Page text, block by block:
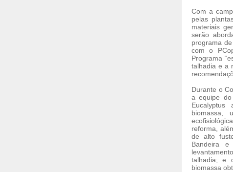
Com a
pelas
materiais
serão
programa
com o
Programa
talhadia e a
Durante o
a equipe do
Eucalyptus
biomassa,
reforma,
de alto
Bandeira
talhadia; e
biomassa